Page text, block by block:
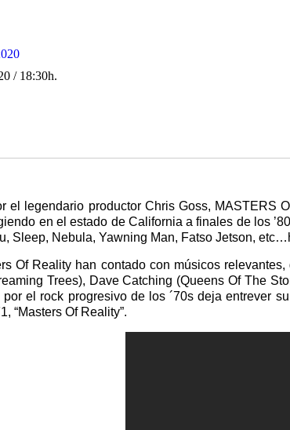
/ 18:30h.
el legendario productor Chris Goss,
en el estado de California a finales de los
Sleep, Nebula, Yawning Man, Fatso Jetson,
Of Reality han contado con músicos
Trees), Dave Catching (Queens Of The
por el rock progresivo de los ´70s deja
“Masters Of Reality”.